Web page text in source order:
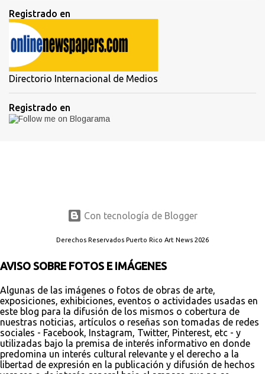
Registrado en
Directorio Internacional de Medios
Registrado en
Con tecnología de Blogger
Derechos Reservados Puerto Rico Art News 2026
AVISO SOBRE FOTOS E IMÁGENES
Algunas de las imágenes o fotos de obras de arte,
exposiciones, exhibiciones, eventos o actividades usadas en
este blog para la difusión de los mismos o cobertura de
nuestras noticias, artículos o reseñas son tomadas de redes
sociales - Facebook, Instagram, Twitter, Pinterest, etc - y
utilizadas bajo la premisa de interés informativo en donde
predomina un interés cultural relevante y el derecho a la
libertad de expresión en la publicación y difusión de hechos